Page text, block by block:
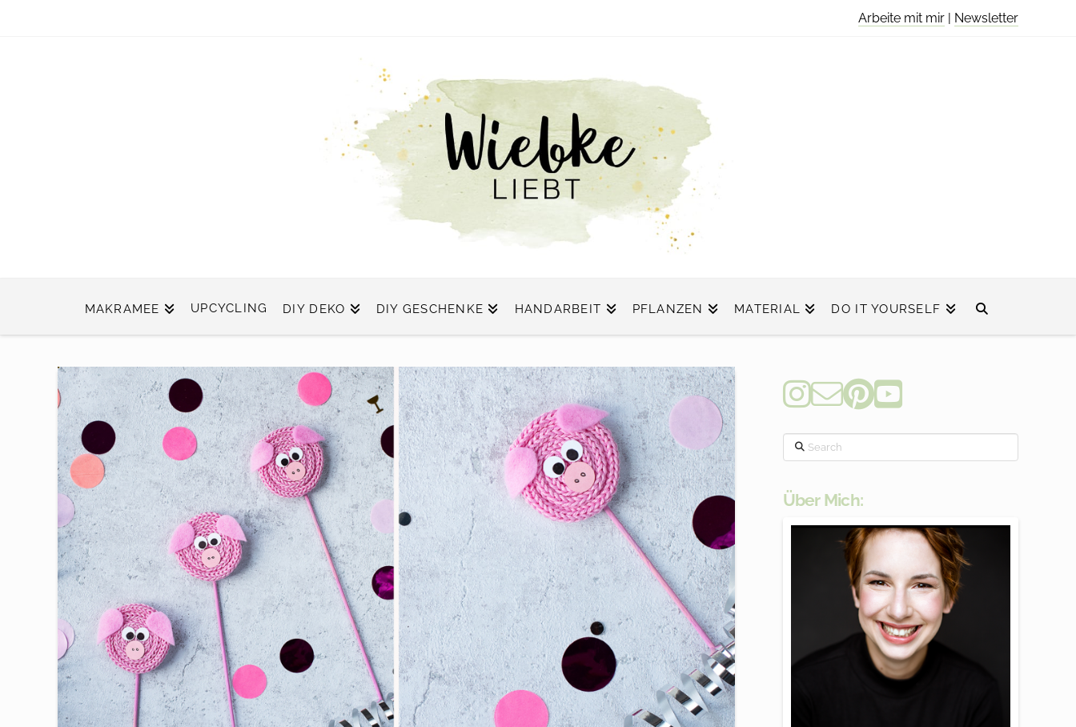
Arbeite mit mir | Newsletter
MAKRAMEE UPCYCLING DIY DEKO DIY GESCHENKE HANDARBEIT PFLANZEN MATERIAL DO IT YOURSELF
Search
Über Mich: